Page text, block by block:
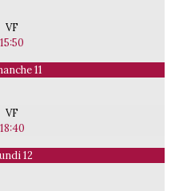
VF
15:50
11
VF
18:40
12